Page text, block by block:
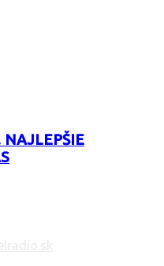
NAJLEPŠIE